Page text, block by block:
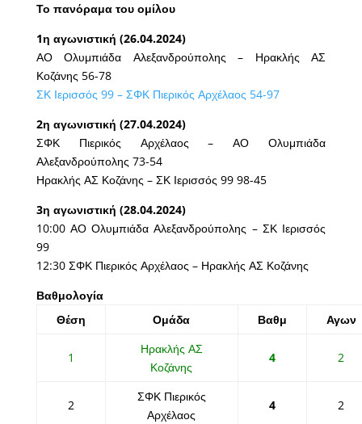
Το πανόραμα του ομίλου
1η αγωνιστική (26.04.2024)
ΑΟ Ολυμπιάδα Αλεξανδρούπολης – Ηρακλής ΑΣ
Κοζάνης 56-78
ΣΚ Ιερισσός 99 – ΣΦΚ Πιερικός Αρχέλαος 54-97
2η αγωνιστική (27.04.2024)
ΣΦΚ Πιερικός Αρχέλαος – ΑΟ Ολυμπιάδα
Αλεξανδρούπολης 73-54
Ηρακλής ΑΣ Κοζάνης – ΣΚ Ιερισσός 99 98-45
3η αγωνιστική (28.04.2024)
10:00 ΑΟ Ολυμπιάδα Αλεξανδρούπολης – ΣΚ Ιερισσός
99
12:30 ΣΦΚ Πιερικός Αρχέλαος – Ηρακλής ΑΣ Κοζάνης
Βαθμολογία
Θέση
Ομάδα Βαθμ Αγων
1
Ηρακλής ΑΣ
Κοζάνης
4 2
2
ΣΦΚ Πιερικός
Αρχέλαος
4 2